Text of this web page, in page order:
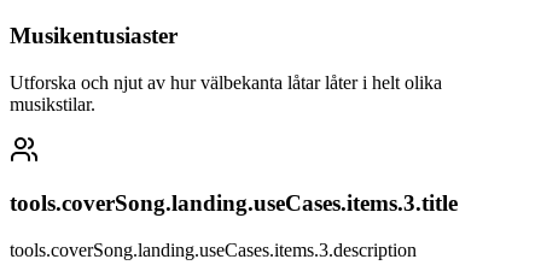
Musikentusiaster
Utforska och njut av hur välbekanta låtar låter i helt olika
musikstilar.
tools.coverSong.landing.useCases.items.3.title
tools.coverSong.landing.useCases.items.3.description